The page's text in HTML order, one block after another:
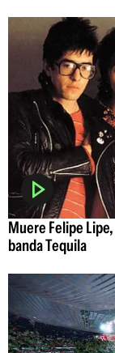
Muere Felipe
banda Tequila